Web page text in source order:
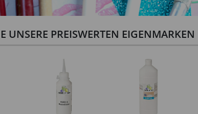
UNSERE PREISWERTEN EIGENMARKEN